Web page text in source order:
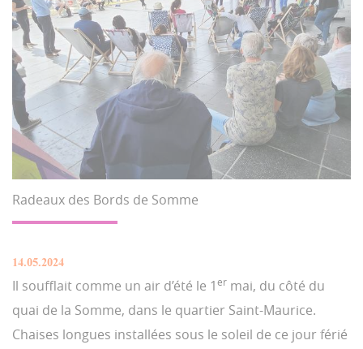
Radeaux des Bords de Somme
14.05.2024
Il soufflait comme un air d’été le 1er mai, du côté du
quai de la Somme, dans le quartier Saint-Maurice.
Chaises longues installées sous le soleil de ce jour férié